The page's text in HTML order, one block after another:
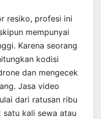
resiko, profesi ini
mempunyai
Karena seorang
kodisi
dan mengecek
Jasa video
dari ratusan ribu
satu kali sewa atau